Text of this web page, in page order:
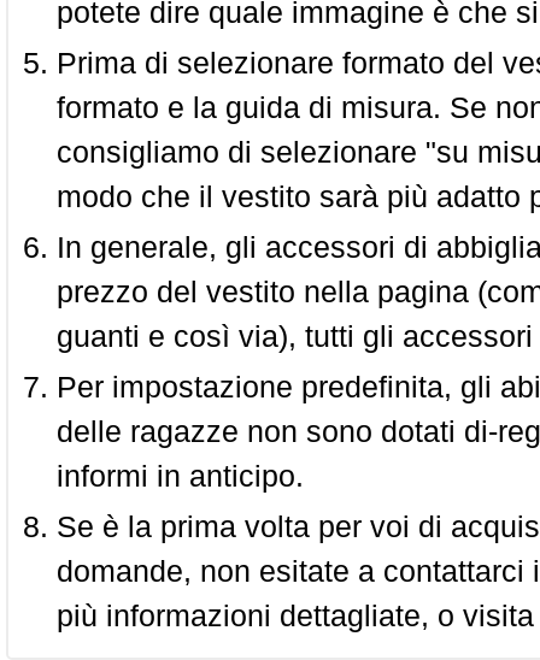
potete dire quale immagine è che
Prima di selezionare formato del
formato e la guida di misura. Se
consigliamo di selezionare "su
modo che il vestito sarà più adatto
In generale, gli accessori di
prezzo del vestito nella pagina
guanti e così via), tutti gli
Per impostazione predefinita, gli
delle ragazze non sono dotati di-
informi in anticipo.
Se è la prima volta per voi di
domande, non esitate a
più informazioni dettagliate, o